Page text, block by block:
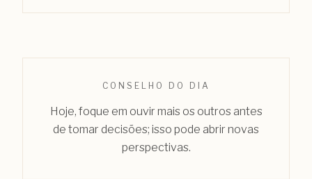
CONSELHO DO DIA
Hoje, foque em ouvir mais os outros antes
de tomar decisões; isso pode abrir novas
perspectivas.